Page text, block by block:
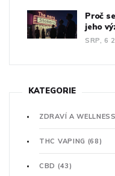
Proč
jeho
SRP, 6
KATEGORIE
ZDRAVÍ A WELLNESS
THC VAPING (68)
CBD (43)